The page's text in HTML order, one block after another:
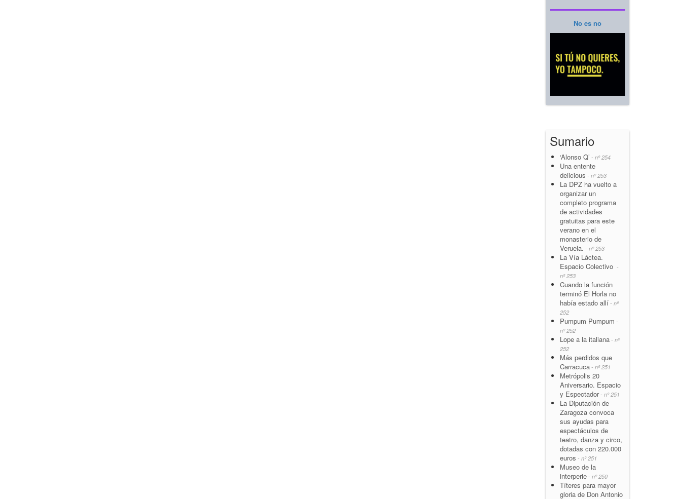
No es no
Sumario
‘Alonso Q’ - nº 254
Una entente
delicious - nº 253
La DPZ ha vuelto a
organizar un
completo programa
de actividades
gratuitas para este
verano en el
monasterio de
Veruela. - nº 253
La Vía Láctea.
Espacio Colectivo -
nº 253
Cuando la función
terminó El Horla no
había estado allí - nº
252
Pumpum Pumpum -
nº 252
Lope a la italiana - nº
252
Más perdidos que
Carracuca - nº 251
Metrópolis 20
Aniversario. Espacio
y Espectador- nº 251
La Diputación de
Zaragoza convoca
sus ayudas para
espectáculos de
teatro, danza y circo,
dotadas con 220.000
euros - nº 251
Museo de la
interperie - nº 250
Títeres para mayor
gloria de Don Antonio